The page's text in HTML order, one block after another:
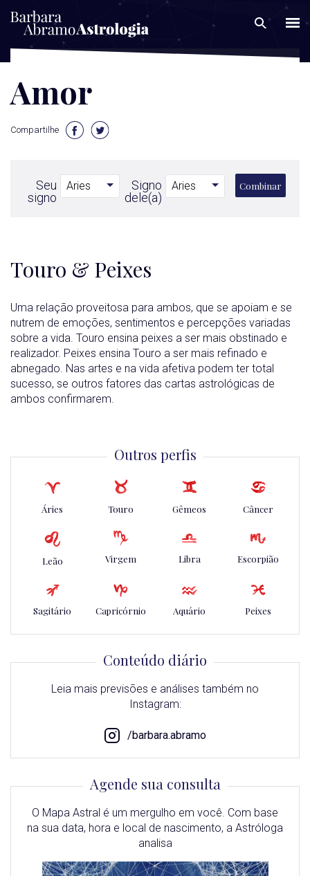
Amor
Compartilhe
Seu
signo
Signo
dele(a)
Combinar
Touro & Peixes
Uma relação proveitosa para ambos, que se apoiam e se
nutrem de emoções, sentimentos e percepções variadas
sobre a vida. Touro ensina peixes a ser mais obstinado e
realizador. Peixes ensina Touro a ser mais refinado e
abnegado. Nas artes e na vida afetiva podem ter total
sucesso, se outros fatores das cartas astrológicas de
ambos confirmarem.
Outros perfis
Áries Touro Gêmeos Câncer
Leão Virgem Libra Escorpião
Sagitário Capricórnio Aquário Peixes
Conteúdo diário
Leia mais previsões e análises também no
Instagram:
/barbara.abramo
Agende sua consulta
O Mapa Astral é um mergulho em você. Com base
na sua data, hora e local de nascimento, a Astróloga
analisa